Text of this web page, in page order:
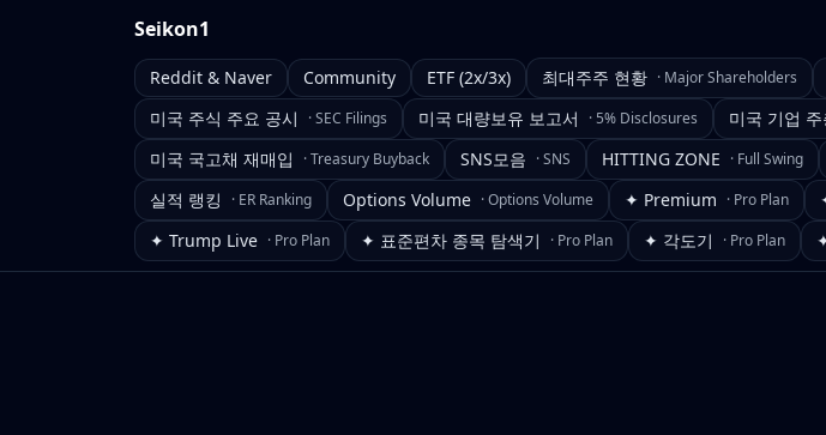
Seikon1
Reddit & Naver Community ETF (2x/3x) 최대주주 현황 · Major Shareholders
미국 주식 주요 공시 ·SEC Filings 미국 대량보유 보고서 · 5% Disclosures 미국 기업
미국 국고채 재매입 ·Treasury Buyback SNS모음 ·SNS HITTING ZONE · Full Swing
실적 랭킹 · ER Ranking Options Volume ·Options Volume ✦ Premium · Pro Plan
✦ Trump Live · Pro Plan ✦ 표준편차 종목 탐색기 · Pro Plan ✦ 각도기 · Pro Plan